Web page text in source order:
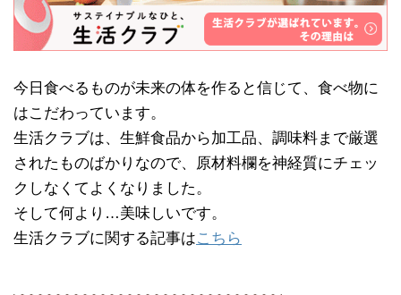
今日食べるものが未来の体を作ると信じて、食べ物に
はこだわっています。
生活クラブは、生鮮食品から加工品、調味料まで厳選
されたものばかりなので、原材料欄を神経質にチェッ
クしなくてよくなりました。
そして何より…美味しいです。
生活クラブに関する記事はこちら